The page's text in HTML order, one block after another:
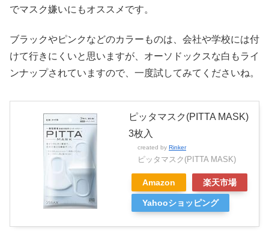
でマスク嫌いにもオススメです。
ブラックやピンクなどのカラーものは、会社や学校には付
けて行きにくいと思いますが、オーソドックスな白もライ
ンナップされていますので、一度試してみてくださいね。
ピッタマスク(PITTA MASK)
3枚入
created by Rinker
ピッタマスク(PITTA MASK)
Amazon 楽天市場
Yahooショッピング